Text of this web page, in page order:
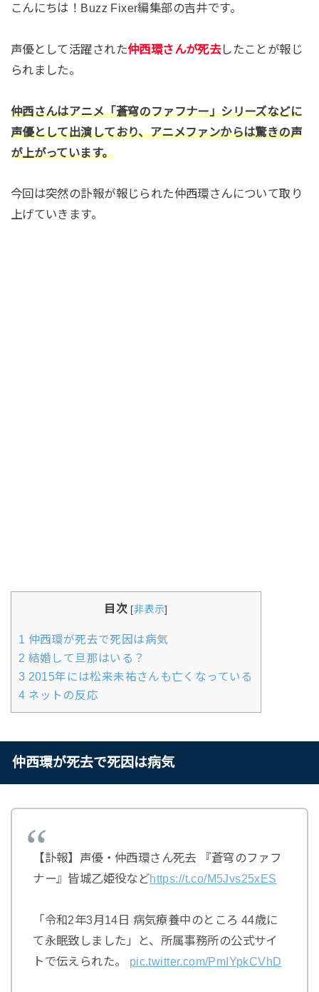
こんにちは！Buzz Fixer編集部の吉井です。
声優として活躍された仲西環さんが死去したことが報じ
られました。
仲西さんはアニメ「蒼穹のファフナー」シリーズなどに
声優として出演しており、アニメファンからは驚きの声
が上がっています。
今回は突然の訃報が報じられた仲西環さんについて取り
上げていきます。
目次 [非表示]
1 仲西環が死去で死因は病気
2 結婚して旦那はいる？
3 2015年には松来未祐さんも亡くなっている
4 ネットの反応
仲西環が死去で死因は病気
【訃報】声優・仲西環さん死去 『蒼穹のファフ
ナー』皆城乙姫役などhttps://t.co/M5Jvs25xES
「令和2年3月14日 病気療養中のところ 44歳に
て永眠致しました」と、所属事務所の公式サイ
トで伝えられた。 pic.twitter.com/PmIYpkCVhD